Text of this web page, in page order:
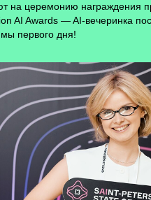
на церемонию награждения
AI Awards — AI-вечеринка
первого дня!